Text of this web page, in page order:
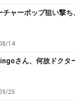
チャーポップ狙い撃
14
さん、何故ドクタ
25